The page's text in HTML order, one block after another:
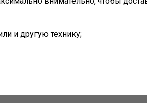
и другую технику;